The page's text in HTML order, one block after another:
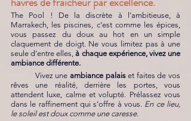
The Pool ! De la discrète à l’ambitieuse, à
Marrakech, les piscines, c’est comme les épices,
vous passez du doux au hot en un simple
claquement de doigt. Ne vous limitez pas à une
seule d’entre elles, à chaque expérience, vivez une
ambiance différente.
	Vivez une
ambiance palais et faites de vos
rêves une réalité, derrière les portes, vous
attendent luxe, calme et volupté. Prélassez vous
dans le raffinement qui s’offre à vous. En ce lieu,
le soleil est doux comme une caresse.